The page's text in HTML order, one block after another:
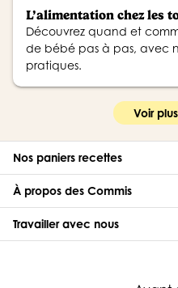
L’alimentation chez les
Découvrez quand et
de bébé pas à pas, avec
pratiques.
Voir
Nos paniers recettes
À propos des Commis
Travailler avec nous